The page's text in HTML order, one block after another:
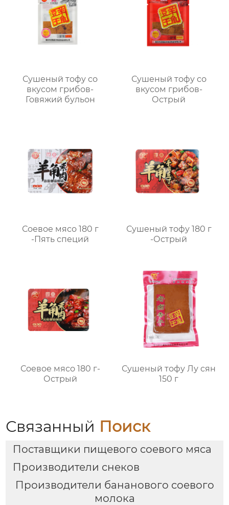
Сушеный тофу со
вкусом грибов-
Говяжий бульон
Сушеный тофу со
вкусом грибов-
Острый
Соевое мясо 180 г
-Пять специй
Сушеный тофу 180 г
-Острый
Соевое мясо 180 г-
Острый
Сушеный тофу Лу сян
150 г
Связанный Поиск
Поставщики пищевого соевого мяса
Производители снеков
Производители бананового соевого
молока